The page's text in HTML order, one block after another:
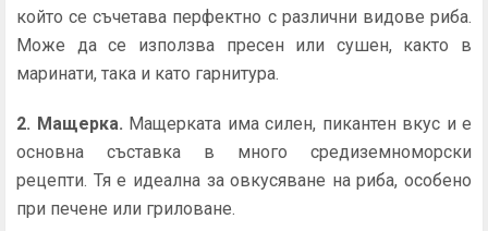
който се съчетава перфектно с различни видове риба.
Може да се използва пресен или сушен, както в
маринати, така и като гарнитура.
2. Мащерка. Мащерката има силен, пикантен вкус и е
основна съставка в много средиземноморски
рецепти. Тя е идеална за овкусяване на риба, особено
при печене или гриловане.